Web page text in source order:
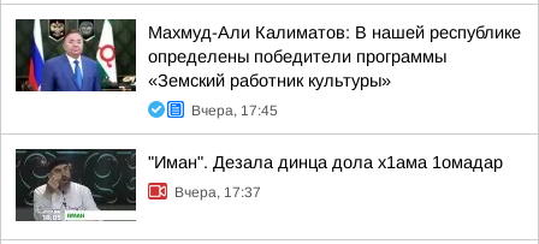
Махмуд-Али Калиматов: В нашей республике
определены победители программы
«Земский работник культуры»
Вчера, 17:45
"Иман". Дезала динца дола х1ама 1омадар
Вчера, 17:37